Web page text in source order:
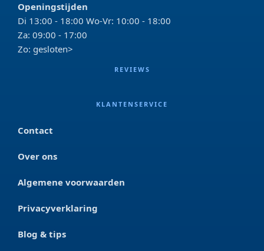
Openingstijden
Di 13:00 - 18:00 Wo-Vr: 10:00 - 18:00
Za: 09:00 - 17:00
Zo: gesloten>
REVIEWS
KLANTENSERVICE
Contact
Over ons
Algemene voorwaarden
Privacyverklaring
Blog & tips